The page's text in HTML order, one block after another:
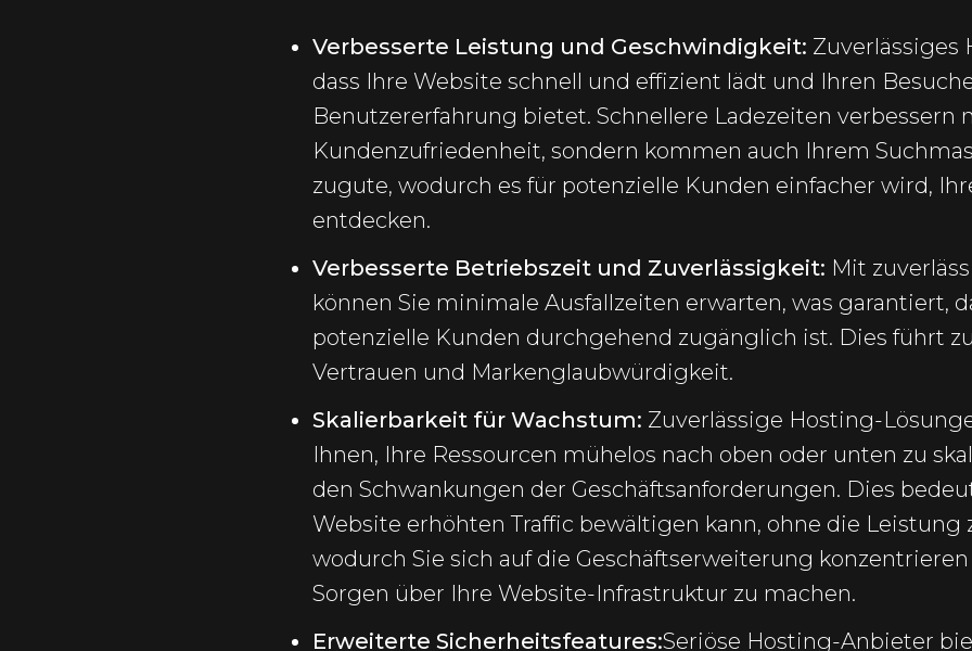
Verbesserte Leistung und Geschwindigkeit: Zuverlässiges
dass Ihre Website schnell und effizient lädt und Ihren
Benutzererfahrung bietet. Schnellere Ladezeiten verbessern
Kundenzufriedenheit, sondern kommen auch Ihrem
zugute, wodurch es für potenzielle Kunden einfacher wird,
entdecken.
Verbesserte Betriebszeit und Zuverlässigkeit: Mit
können Sie minimale Ausfallzeiten erwarten, was garantiert,
potenzielle Kunden durchgehend zugänglich ist. Dies führt
Vertrauen und Markenglaubwürdigkeit.
Skalierbarkeit für Wachstum: Zuverlässige Hosting-
Ihnen, Ihre Ressourcen mühelos nach oben oder unten zu
den Schwankungen der Geschäftsanforderungen. Dies
Website erhöhten Traffic bewältigen kann, ohne die
wodurch Sie sich auf die Geschäftserweiterung
Sorgen über Ihre Website-Infrastruktur zu machen.
Erweiterte Sicherheitsfeatures:Seriöse Hosting-Anbieter